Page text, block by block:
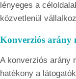
lényeges a
közvetlenül
Konverziós arány
A konverziós arány
hatékony a